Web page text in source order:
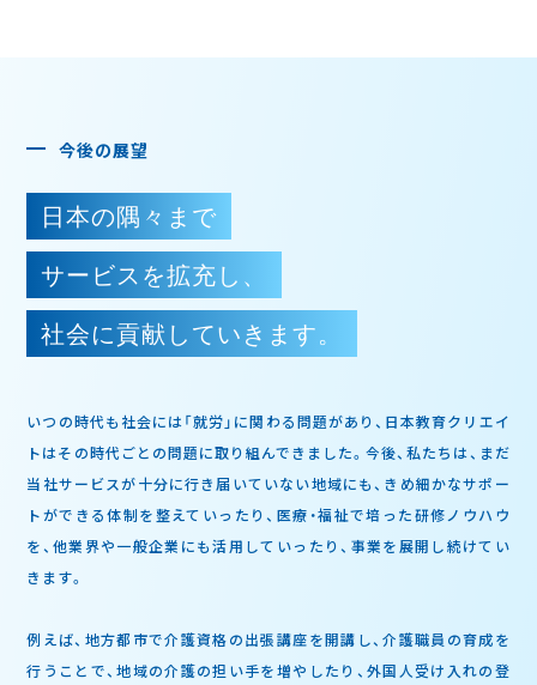
今後の展望
日本の隅々まで
サービスを拡充し、
社会に貢献していきます。
いつの時代も社会には「就労」に関わる問題があり、日本教育クリエイ
トはその時代ごとの問題に取り組んできました。今後、私たちは、まだ
当社サービスが十分に行き届いていない地域にも、きめ細かなサポー
トができる体制を整えていったり、医療・福祉で培った研修ノウハウ
を、他業界や一般企業にも活用していったり、事業を展開し続けてい
きます。
例えば、地方都市で介護資格の出張講座を開講し、介護職員の育成を
行うことで、地域の介護の担い手を増やしたり、外国人受け入れの登